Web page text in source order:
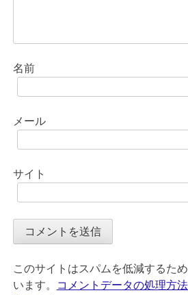
名前
メール
サイト
このサイトはスパムを低減するた
います。
コメントデータの処理方